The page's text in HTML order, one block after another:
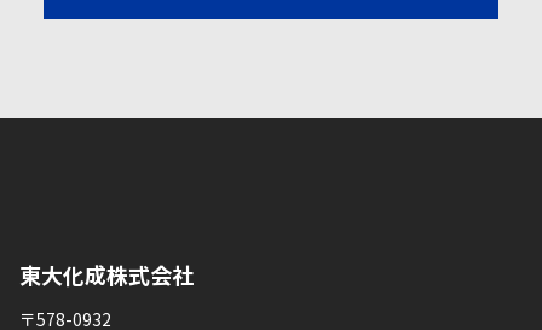
東大化成株式会社
〒578-0932